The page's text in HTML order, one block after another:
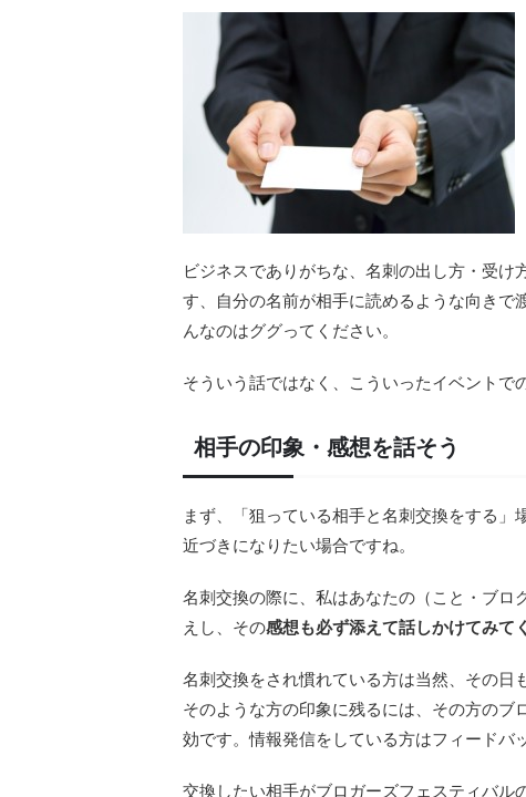
ビジネスでありがちな、名刺の出し方・受
す、自分の名前が相手に読めるような向きで
んなのはググってください。
そういう話ではなく、こういったイベントで
相手の印象・感想を話そう
まず、「狙っている相手と名刺交換をする
近づきになりたい場合ですね。
名刺交換の際に、私はあなたの（こと・ブ
えし、その感想も必ず添えて話しかけてみて
名刺交換をされ慣れている方は当然、その日
そのような方の印象に残るには、その方の
効です。情報発信をしている方はフィードバ
交換したい相手がブロガーズフェスティバ